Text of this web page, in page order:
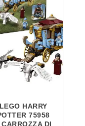
LEGO HARRY
75958
DI